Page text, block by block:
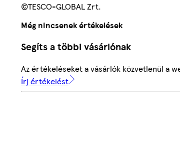
©TESCO-GLOBAL Zrt.
Még nincsenek értékelések
Segíts a többi vásárlónak
Az értékeléseket a vásárlók közvetlenül a
Írj értékelést